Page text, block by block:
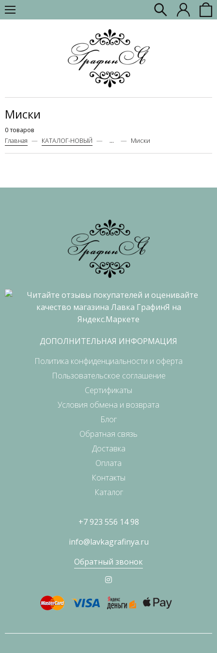
Миски
0 товаров
Главная
КАТАЛОГ-НОВЫЙ ... Миски
ДОПОЛНИТЕЛЬНАЯ ИНФОРМАЦИЯ
Политика конфиденциальности и оферта
Пользовательское соглашение
Сертификаты
Условия обмена и возврата
Блог
Обратная связь
Доставка
Оплата
Контакты
Каталог
+7 923 556 14 98
info@lavkagrafinya.ru
Обратный звонок